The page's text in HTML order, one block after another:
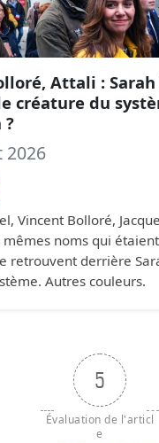
Attali : Sarah
créature du
?
2026
Vincent Bolloré,
mêmes noms qui
retrouvent derrière
Autres couleurs.
5
Évaluation de l'articl
e